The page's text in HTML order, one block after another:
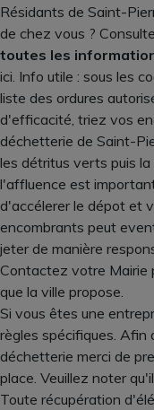
Résidants de Saint-
de chez vous ?
toutes les
ici. Info utile : sous les
liste des ordures
d'efficacité, triez vos
déchetterie de Saint-
les détritus verts puis
l'affluence est
d'accélerer le dépot et
encombrants peut
jeter de manière
Contactez votre Mairie
que la ville propose.
Si vous êtes une
règles spécifiques. Afin
déchetterie merci de
place. Veuillez noter
Toute récupération